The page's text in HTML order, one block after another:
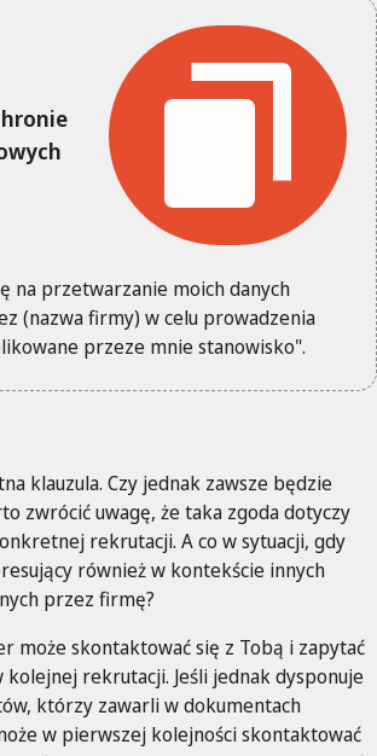
na przetwarzanie moich danych
(nazwa firmy) w celu prowadzenia
przeze mnie stanowisko".
klauzula. Czy jednak zawsze będzie
zwrócić uwagę, że taka zgoda dotyczy
rekrutacji. A co w sytuacji, gdy
również w kontekście innych
przez firmę?
może skontaktować się z Tobą i zapytać
kolejnej rekrutacji. Jeśli jednak dysponuje
którzy zawarli w dokumentach
w pierwszej kolejności skontaktować